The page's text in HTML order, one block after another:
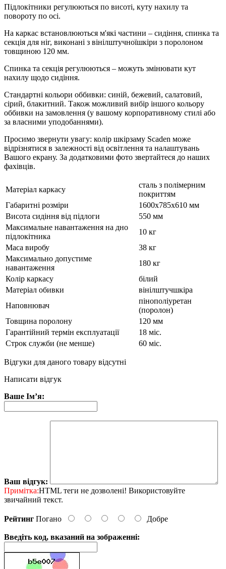
Підлокітники регулюються по висоті, куту нахилу та
повороту по осі.
На каркас встановлюються м'які частини – сидіння, спинка та
секція для ніг, виконані з вінілштучноїшкіри з поролоном
товщиною 120 мм.
Спинка та секція регулюються – можуть змінювати кут
нахилу щодо сидіння.
Стандартні кольори оббивки: синій, бежевий, салатовий,
сірий, блакитний. Також можливий вибір іншого кольору
оббивки на замовлення (у вашому корпоративному стилі або
за власними уподобаннями).
Просимо звернути увагу: колір шкірзаму Scaden може
відрізнятися в залежності від освітлення та налаштувань
Вашого екрану. За додатковими фото звертайтеся до наших
фахівців.
Матеріал каркасу
сталь з полімерним
покриттям
Габаритні розміри
1600х785х610 мм
Висота сидіння від підлоги
550 мм
Максимальне навантаження на дно
підлокітника
10 кг
Маса виробу
38 кг
Максимально допустиме
навантаження
180 кг
Колір каркасу
білий
Матеріал обивки
вінілштучшкіра
Наповнювач
пінополіуретан
(поролон)
Товщина поролону
120 мм
Гарантійний термін експлуатації
18 міс.
Строк служби (не менше)
60 міс.
Відгуки для даного товару відсутні
Написати відгук
Ваше Ім’я:
Ваш відгук:
Примітка:HTML теги не дозволені! Використовуйте
звичайний текст.
Рейтинг Погано Добре
Введіть код, вказаний на зображенні: